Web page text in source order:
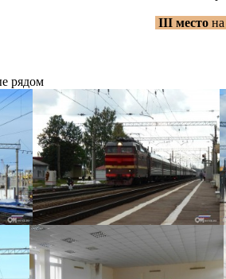
III место
рядом